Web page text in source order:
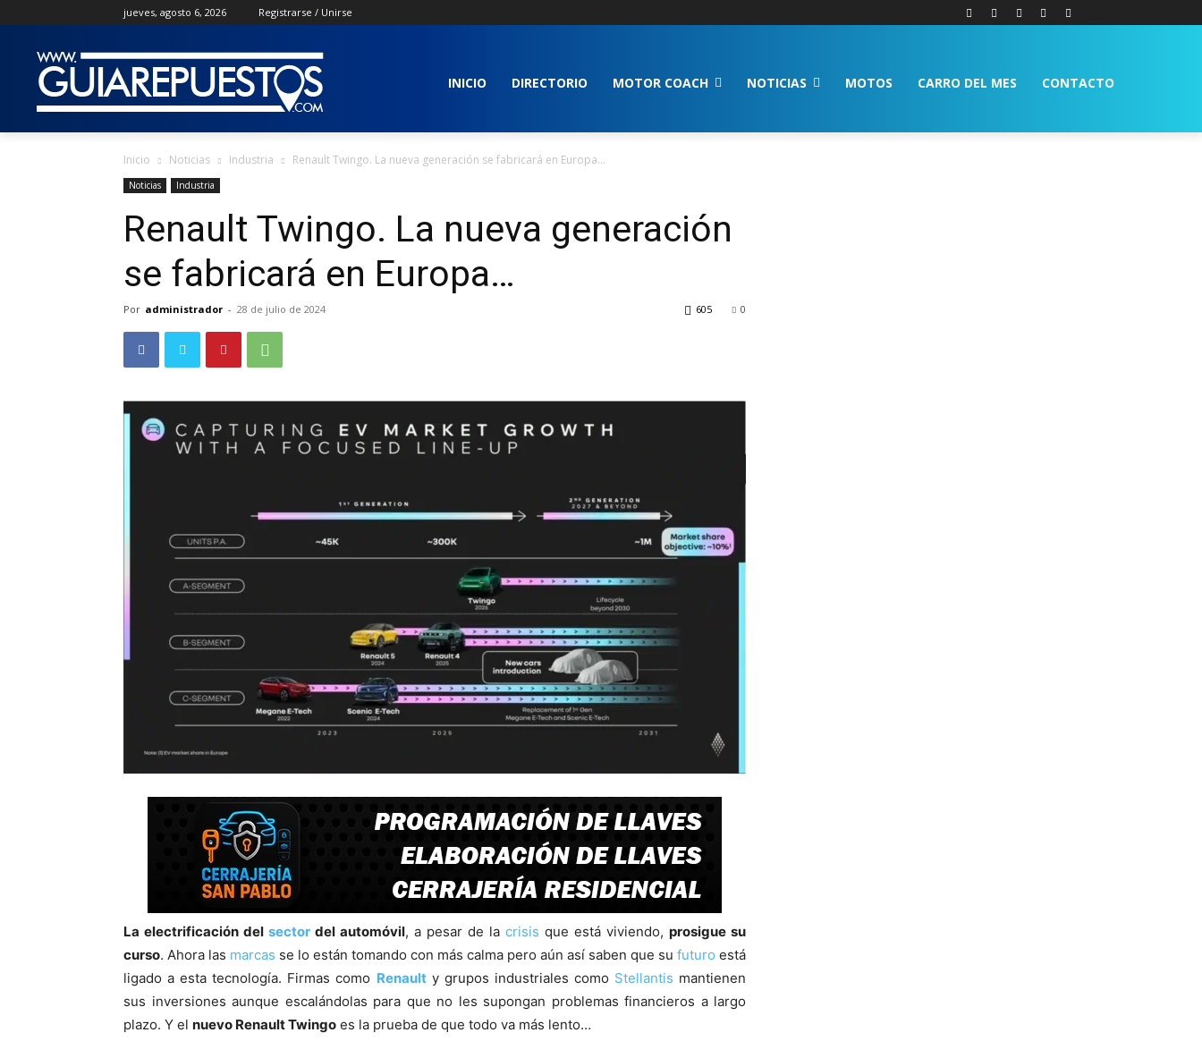
jueves, agosto 6, 2026 Registrarse / Unirse
INICIO DIRECTORIO MOTOR COACH NOTICIAS MOTOS CARRO DEL MES CONTACTO
Inicio Noticias Industria Renault Twingo. La nueva generación se fabricará en Europa…
Noticias Industria
Renault Twingo. La nueva generación
se fabricará en Europa…
Por administrador - 28 de julio de 2024 0
605
La electrificación del sector del automóvil, a pesar de la crisis que está viviendo, prosigue su
curso. Ahora las marcas se lo están tomando con más calma pero aún así saben que su futuro está
ligado a esta tecnología. Firmas como Renaulty grupos industriales como Stellantis mantienen
sus inversiones aunque escalándolas para que no les supongan problemas financieros a largo
plazo. Y el nuevo Renault Twingo es la prueba de que todo va más lento…